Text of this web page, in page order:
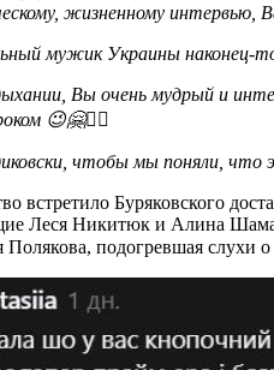
жизненному интервью,
мужик Украины наконец-
😉🤗❤️‍🔥
чтобы мы поняли, что
встретило Буряковского
Леся Никитюк и Алина
подогревшая слухи